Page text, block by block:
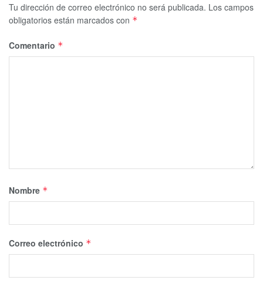
Tu dirección de correo electrónico no será publicada. Los campos
obligatorios están marcados con *
Comentario *
Nombre *
Correo electrónico *